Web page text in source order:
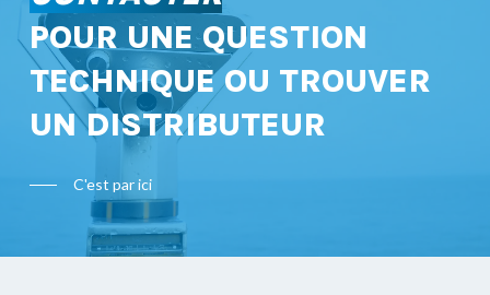
POUR UNE QUESTION
TECHNIQUE OU TROUVER
UN DISTRIBUTEUR
C'est par ici